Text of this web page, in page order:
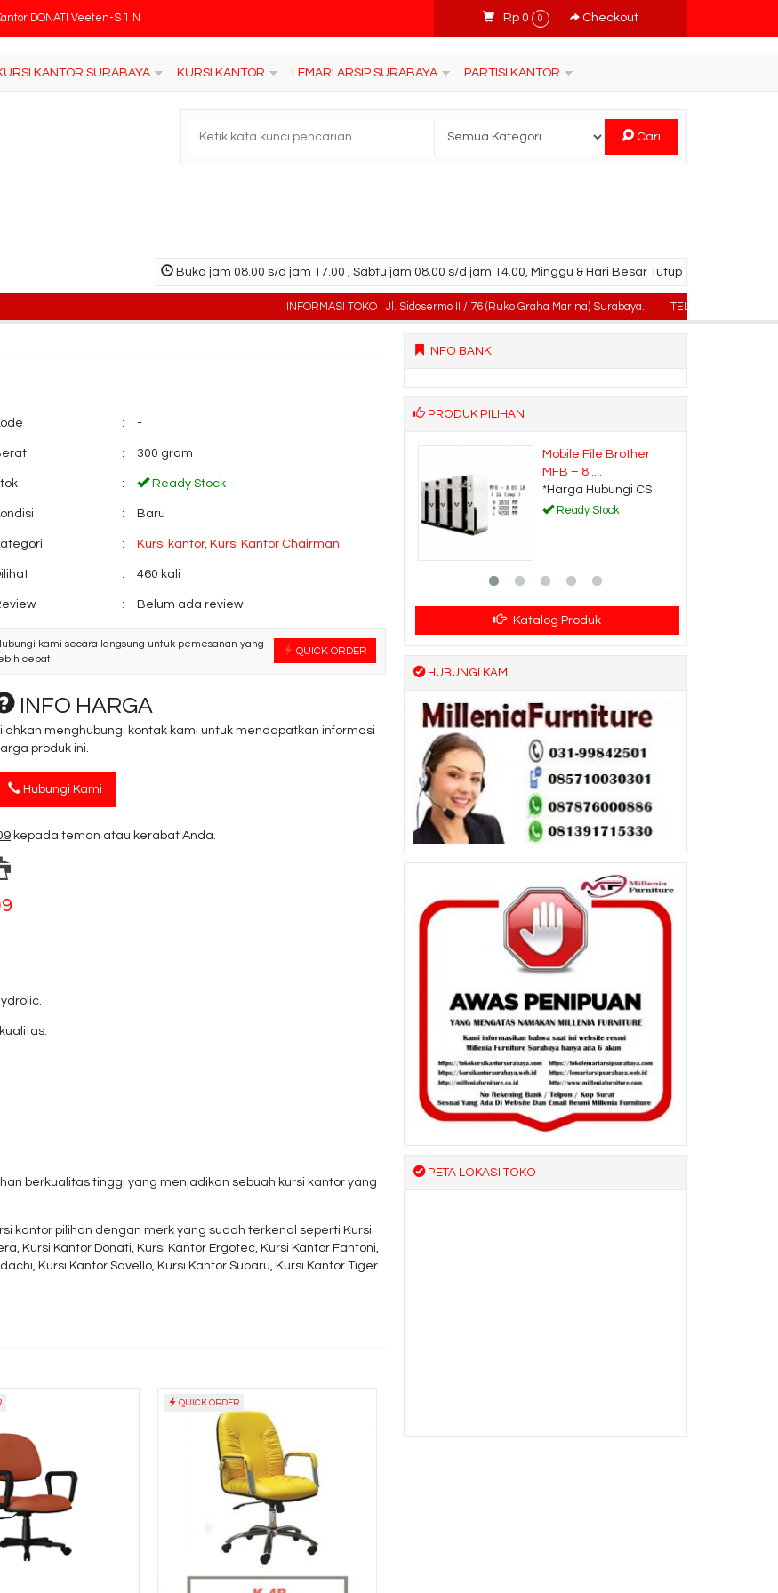
DONATI Veeten-S 1 N
Arsip Tiger FC-M3
Rp 0 0 Checkout
KANTOR SURABAYA KURSI KANTOR LEMARI ARSIP SURABAYA PARTISI KANTOR
Cari
Buka jam 08.00 s/d jam 17.00 , Sabtu jam 08.00 s/d jam 14.00, Minggu & Hari Besar Tutup
INFORMASI TOKO : Jl. Sidosermo II / 76 (Ruko Graha Marina) Surabaya. TELPON : 031-99842501 ,
: -
: 300 gram
: Ready Stock
: Baru
: Kursi kantor,Kursi Kantor Chairman
: 460 kali
: Belum ada review
QUICK ORDER
kami secara langsung untuk pemesanan yang
cepat!
INFO HARGA
menghubungi kontak kami untuk mendapatkan informasi
produk ini.
Hubungi Kami
kepada teman atau kerabat Anda.
berkualitas tinggi yang menjadikan sebuah kursi kantor yang
kantor pilihan dengan merk yang sudah terkenal seperti Kursi
Kursi Kantor Donati, Kursi Kantor Ergotec, Kursi Kantor Fantoni,
Kursi Kantor Savello, Kursi Kantor Subaru, Kursi Kantor Tiger
QUICK ORDER
INFO BANK
PRODUK PILIHAN
Kursi Kantor Carrera
P4 synchr....
*Harga Hubungi CS
Ready Stock
Katalog Produk
HUBUNGI KAMI
PETA LOKASI TOKO